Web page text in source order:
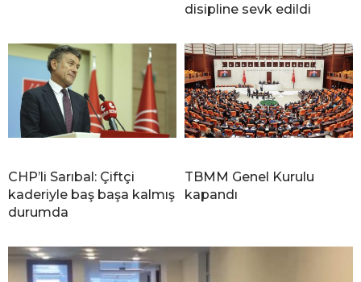
disipline sevk edildi
CHP’li Sarıbal: Çiftçi
kaderiyle baş başa kalmış
durumda
TBMM Genel Kurulu
kapandı